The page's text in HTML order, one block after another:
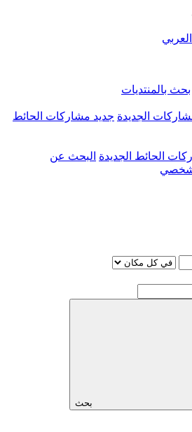
بحث بالمنتديات
الجديدة جديد مشاركات الحائط
الحائط الجديدة البحث عن
بحث